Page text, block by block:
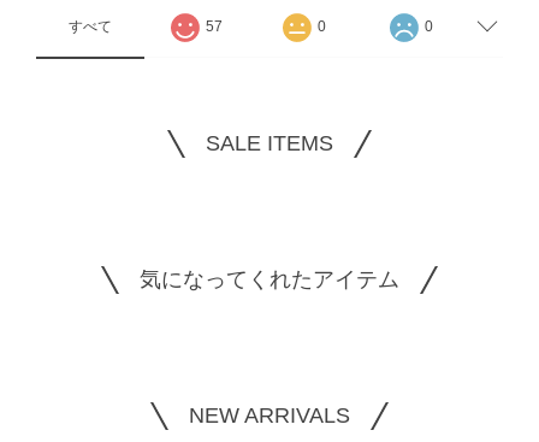
すべて 57 0 0
SALE ITEMS
気になってくれたアイテム
NEW ARRIVALS